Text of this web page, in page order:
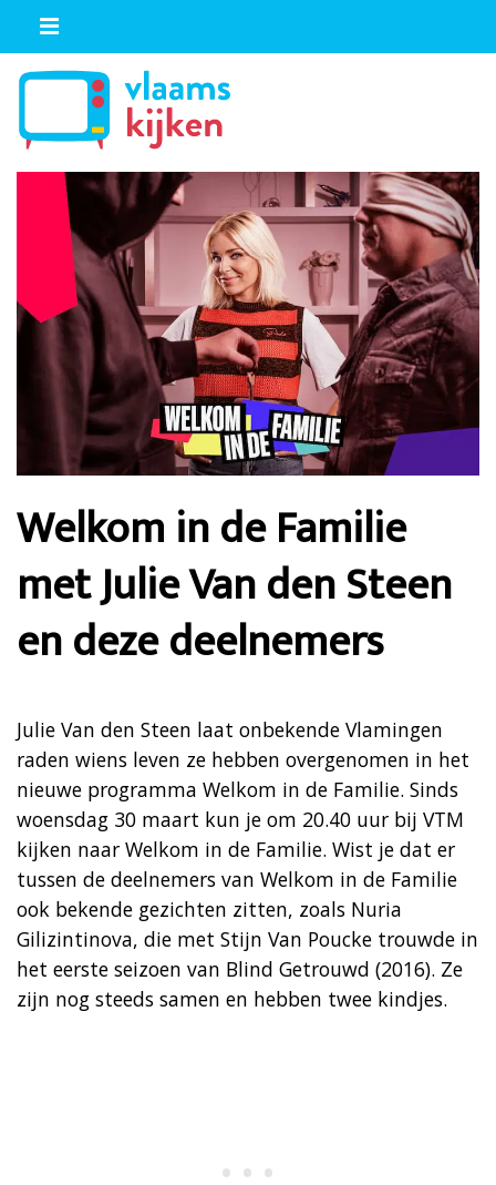
Welkom in de Familie
met Julie Van den Steen
en deze deelnemers
Julie Van den Steen laat onbekende Vlamingen
raden wiens leven ze hebben overgenomen in het
nieuwe programma Welkom in de Familie. Sinds
woensdag 30 maart kun je om 20.40 uur bij VTM
kijken naar Welkom in de Familie. Wist je dat er
tussen de deelnemers van Welkom in de Familie
ook bekende gezichten zitten, zoals Nuria
Gilizintinova, die met Stijn Van Poucke trouwde in
het eerste seizoen van Blind Getrouwd (2016). Ze
zijn nog steeds samen en hebben twee kindjes.